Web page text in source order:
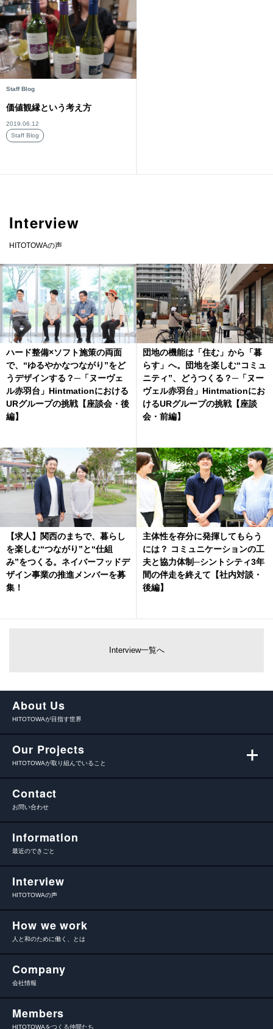
Staff Blog
価値観縁という考え方
2019.06.12
Staff Blog
Interview
HITOTOWAの声
ハード整備×ソフト施策の両面
で、“ゆるやかなつながり”をど
うデザインする？─「ヌーヴェ
ル赤羽台」Hintmationにおける
URグループの挑戦【座談会・後
編】
団地の機能は「住む」から「暮
らす」へ。団地を楽しむ“コミュ
ニティ”、どうつくる？─「ヌー
ヴェル赤羽台」Hintmationにお
けるURグループの挑戦【座談
会・前編】
【求人】関西のまちで、暮らし
を楽しむ“つながり”と“仕組
み”をつくる。ネイバーフッドデ
ザイン事業の推進メンバーを募
集！
主体性を存分に発揮してもらう
には？ コミュニケーションの工
夫と協力体制─シントシティ3年
間の伴走を終えて【社内対談・
後編】
Interview一覧へ
About Us
HITOTOWAが目指す世界
Our Projects
HITOTOWAが取り組んでいること
Contact
お問い合わせ
Information
最近のできごと
Interview
HITOTOWAの声
How we work
人と和のために働く、とは
Company
会社情報
Members
HITOTOWAをつくる仲間たち